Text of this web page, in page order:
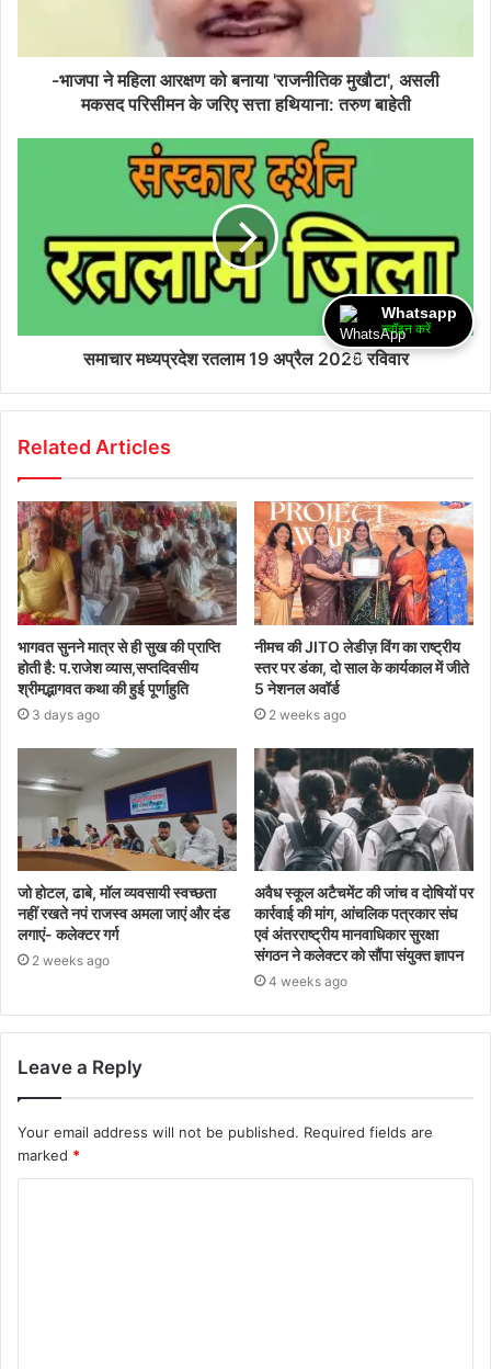
-भाजपा ने महिला आरक्षण को बनाया 'राजनीतिक मुखौटा', असली
मकसद परिसीमन के जरिए सत्ता हथियाना: तरुण बाहेती
समाचार मध्यप्रदेश रतलाम 19 अप्रैल 2026 रविवार
Related Articles
भागवत सुनने मात्र से ही सुख की प्राप्ति
होती है: प.राजेश व्यास,सप्तदिवसीय
श्रीमद्भागवत कथा की हुई पूर्णाहुति
3 days ago
नीमच की JITO लेडीज़ विंग का राष्ट्रीय
स्तर पर डंका, दो साल के कार्यकाल में जीते
5 नेशनल अवॉर्ड
2 weeks ago
जो होटल, ढाबे, मॉल व्यवसायी स्वच्छता
नहीं रखते नपं राजस्व अमला जाएं और दंड
लगाएं- कलेक्टर गर्ग
2 weeks ago
अवैध स्कूल अटैचमेंट की जांच व दोषियों पर
कार्रवाई की मांग, आंचलिक पत्रकार संघ
एवं अंतरराष्ट्रीय मानवाधिकार सुरक्षा
संगठन ने कलेक्टर को सौंपा संयुक्त ज्ञापन
4 weeks ago
Leave a Reply
Your email address will not be published. Required fields are
marked *
Whatsapp
ज्वॉइन करें